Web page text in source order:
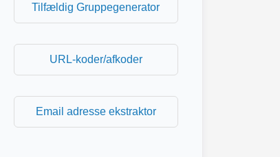
Tilfældig Gruppegenerator
URL-koder/afkoder
Email adresse ekstraktor